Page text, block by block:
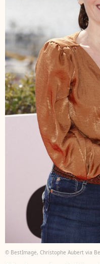
© BestImage, Christophe Aubert via